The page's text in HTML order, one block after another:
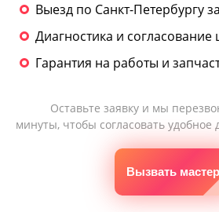
Выезд по Санкт-Петербургу
Диагностика и
Гарантия на работы и
Оставьте заявку и мы
минуты, чтобы согласовать удобное
Вызвать